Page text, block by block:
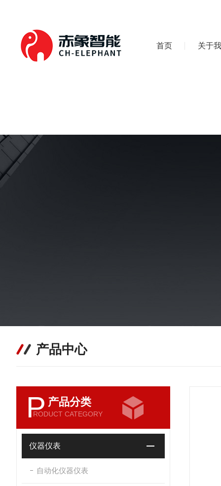
首页 关于
产品中心
P 产品分类
RODUCT CATEGORY
仪器仪表
自动化仪器仪表